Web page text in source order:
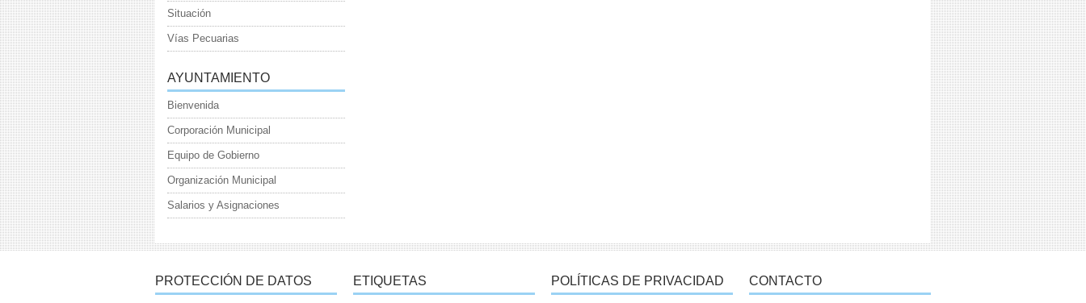
Situación
Vías Pecuarias
AYUNTAMIENTO
Bienvenida
Corporación Municipal
Equipo de Gobierno
Organización Municipal
Salarios y Asignaciones
PROTECCIÓN DE DATOS ETIQUETAS POLÍTICAS DE PRIVACIDAD CONTACTO